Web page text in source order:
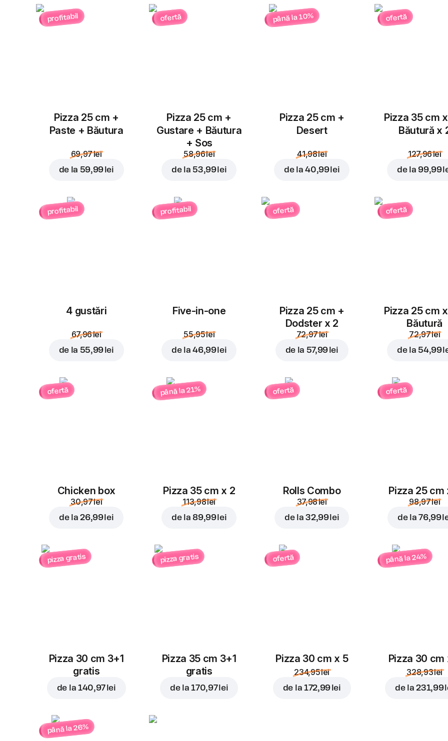
profitabil
Pizza 25 cm +
Paste + Băutura
69,97 lei
de la 59,99 lei
ofertă
Pizza 25 cm +
Gustare + Băutura
+ Sos
58,96 lei
de la 53,99 lei
până la 10%
Pizza 25 cm +
Desert
41,98 lei
de la40,99 lei
ofertă
Pizza 35 cm
Băutură x
127,96 lei
de la 99,99
profitabil
4 gustări
67,96 lei
de la 55,99 lei
profitabil
Five-in-one
55,95 lei
de la46,99 lei
ofertă
Pizza 25 cm +
Dodster x 2
72,97 lei
de la 57,99 lei
ofertă
Pizza 25 cm
Băutură
72,97 lei
de la 54,99
ofertă
Chicken box
30,97 lei
de la26,99 lei
până la 21%
Pizza 35 cm x 2
113,98 lei
de la 89,99 lei
ofertă
Rolls Combo
37,98 lei
de la32,99 lei
ofertă
Pizza 25 cm
98,97 lei
de la76,99
pizza gratis
Pizza 30 cm 3+1
gratis
de la 140,97 lei
pizza gratis
Pizza 35 cm 3+1
gratis
de la170,97 lei
ofertă
Pizza 30 cm x 5
234,95 lei
de la 172,99 lei
până la 24%
Pizza 30 cm
328,93 lei
de la231,99
până la 26%